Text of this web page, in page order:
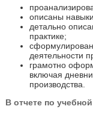
описаны
детально
практике;
деятельности
грамотно
включая
производства.
В отчете по